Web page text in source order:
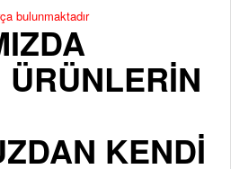
bulunmaktadır
KENDİ